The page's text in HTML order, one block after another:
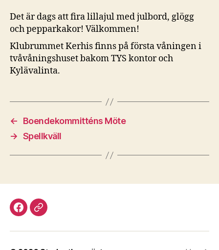
Det är dags att fira lillajul med julbord, glögg
och pepparkakor! Välkommen!
Klubrummet Kerhis finns på första våningen i
tvåvåningshuset bakom TYS kontor och
Kylävalinta.
←
Boendekommitténs Möte
→ Spellkväll
Facebook
Discord